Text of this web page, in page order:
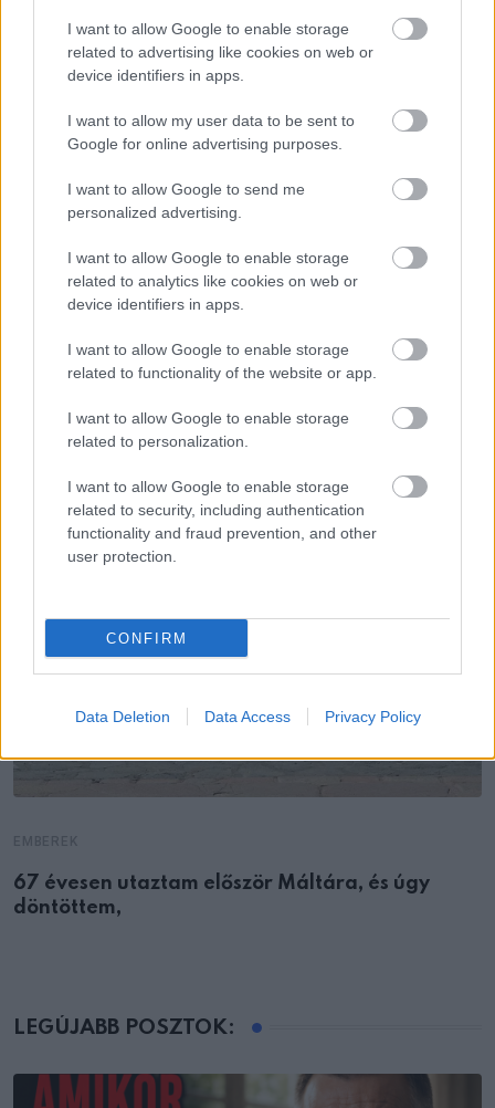
I want to allow Google to enable storage
related to advertising like cookies on web or
device identifiers in apps.
I want to allow my user data to be sent to
Google for online advertising purposes.
I want to allow Google to send me
personalized advertising.
I want to allow Google to enable storage
related to analytics like cookies on web or
device identifiers in apps.
I want to allow Google to enable storage
related to functionality of the website or app.
I want to allow Google to enable storage
related to personalization.
I want to allow Google to enable storage
related to security, including authentication
functionality and fraud prevention, and other
user protection.
CONFIRM
Data Deletion Data Access Privacy Policy
Otthon tartsd-e egy szeretted hamvait?
Finom kapaszkodók egy személyes
döntéshez
További bejegyzések
67 évesen utaztam először Máltára, és úgy
döntöttem,
LEGÚJABB POSZTOK: